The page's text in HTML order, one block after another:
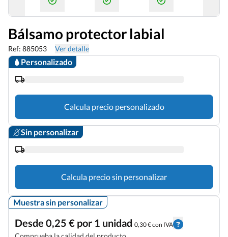
Bálsamo protector labial
Ref: 885053 Ver detalle
Personalizado
Calcula precio personalizado
Sin personalizar
Calcula precio sin personalizar
Muestra sin personalizar
Desde 0,25 € por 1 unidad 0,30 € con IVA